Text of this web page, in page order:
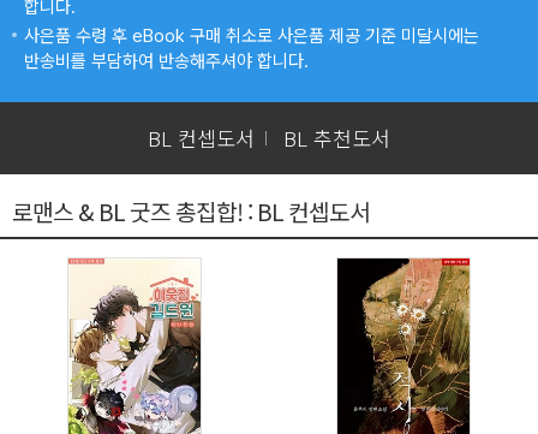
합니다.
사은품 수령 후 eBook 구매 취소로 사은품 제공 기준 미달시에는
반송비를 부담하여 반송해주셔야 합니다.
BL 컨셉도서 BL 추천도서
로맨스 & BL 굿즈 총집합! : BL 컨셉도서